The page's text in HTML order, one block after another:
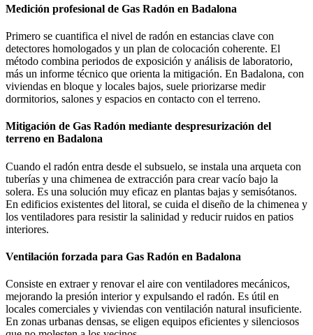
Medición profesional de Gas Radón en Badalona
Primero se cuantifica el nivel de radón en estancias clave con
detectores homologados y un plan de colocación coherente. El
método combina periodos de exposición y análisis de laboratorio,
más un informe técnico que orienta la mitigación. En Badalona, con
viviendas en bloque y locales bajos, suele priorizarse medir
dormitorios, salones y espacios en contacto con el terreno.
Mitigación de Gas Radón mediante despresurización del
terreno en Badalona
Cuando el radón entra desde el subsuelo, se instala una arqueta con
tuberías y una chimenea de extracción para crear vacío bajo la
solera. Es una solución muy eficaz en plantas bajas y semisótanos.
En edificios existentes del litoral, se cuida el diseño de la chimenea y
los ventiladores para resistir la salinidad y reducir ruidos en patios
interiores.
Ventilación forzada para Gas Radón en Badalona
Consiste en extraer y renovar el aire con ventiladores mecánicos,
mejorando la presión interior y expulsando el radón. Es útil en
locales comerciales y viviendas con ventilación natural insuficiente.
En zonas urbanas densas, se eligen equipos eficientes y silenciosos